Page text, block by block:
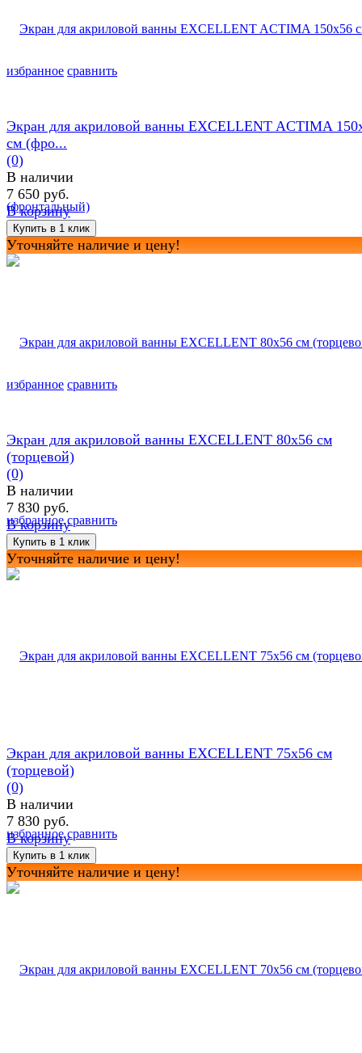
избранное сравнить
избранное сравнить
Экран для акриловой ванны EXCELLENT ACTIMA
см (фро...
(0)
В наличии
7 650 руб.
В корзину
Уточняйте наличие и цену!
избранное сравнить
Экран для акриловой ванны EXCELLENT 80х56 см
(торцевой)
(0)
В наличии
7 830 руб.
В корзину
Уточняйте наличие и цену!
избранное сравнить
Экран для акриловой ванны EXCELLENT 75х56 см
(торцевой)
(0)
В наличии
7 830 руб.
В корзину
Уточняйте наличие и цену!